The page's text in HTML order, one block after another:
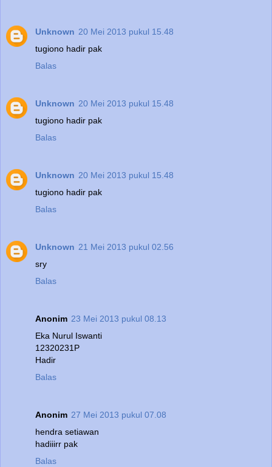
Unknown 20 Mei 2013 pukul 15.48
tugiono hadir pak
Balas
Unknown 20 Mei 2013 pukul 15.48
tugiono hadir pak
Balas
Unknown 20 Mei 2013 pukul 15.48
tugiono hadir pak
Balas
Unknown 21 Mei 2013 pukul 02.56
sry
Balas
Anonim 23 Mei 2013 pukul 08.13
Eka Nurul Iswanti
12320231P
Hadir
Balas
Anonim 27 Mei 2013 pukul 07.08
hendra setiawan
hadiiirr pak
Balas